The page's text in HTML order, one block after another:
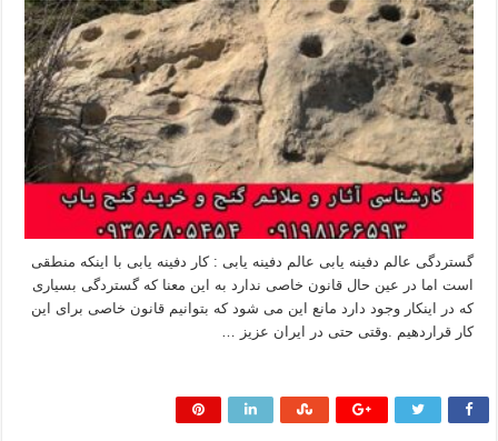
گستردگی عالم دفینه یابی عالم دفینه یابی : کار دفینه یابی با اینکه منطقی
است اما در عین حال قانون خاصی ندارد به این معنا که گستردگی بسیاری
که در اینکار وجود دارد مانع این می شود که بتوانیم قانون خاصی برای این
کار قراردهیم .وقتی حتی در ایران عزیز …